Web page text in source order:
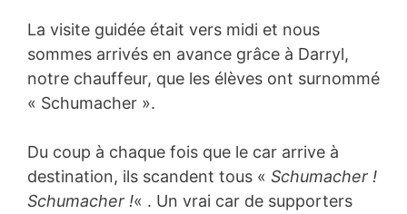
La visite guidée était vers midi et nous
sommes arrivés en avance grâce à Darryl,
notre chauffeur, que les élèves ont surnommé
« Schumacher ».
Du coup à chaque fois que le car arrive à
destination, ils scandent tous « Schumacher !
Schumacher !« . Un vrai car de supporters